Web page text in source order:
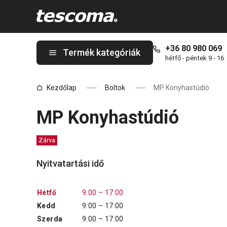
Termék kategóriák +36 80 980 069
hétfő - péntek 9 - 16
Kezdőlap Boltok MP Konyhastúdió
MP Konyhastúdió
Zárva
Nyitvatartási idő
Hétfő
9:00 – 17:00
Kedd
9:00 – 17:00
Szerda
9:00 – 17:00